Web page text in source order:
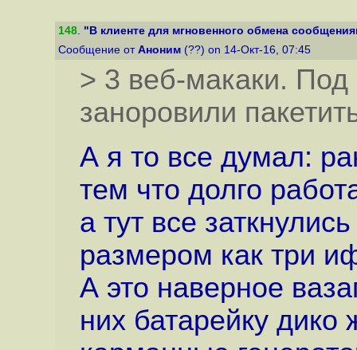
148. "В клиенте для мгновенного обмена
Сообщение от Аноним (??) on 14-Окт-16, 07:45
> 3 веб-макаки.
заноровили
А я то все думал:
тем что долго
а тут все
размером как три
А это наверное
них батарейку